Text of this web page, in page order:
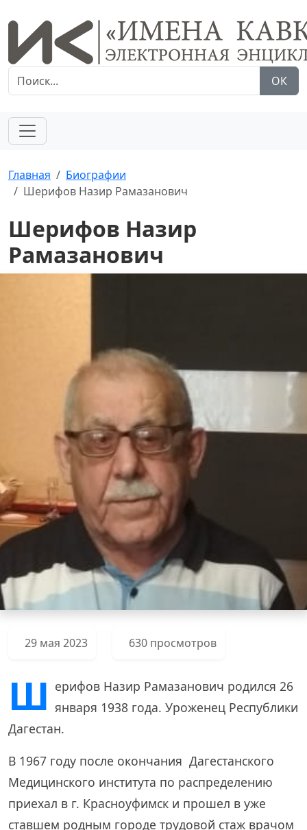
ОК
Главная
Биографии
Шерифов Назир Рамазанович
Шерифов Назир
Рамазанович
29 мая 2023 630 просмотров
Ш ерифов Назир Рамазанович родился 26
января 1938 года. Уроженец Республики
Дагестан.
В 1967 году после окончания Дагестанского
Медицинского института по распределению
приехал в г. Красноуфимск и прошел в уже
ставшем родным городе трудовой стаж врачом